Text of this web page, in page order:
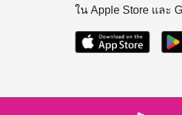
ใน Apple Store และ